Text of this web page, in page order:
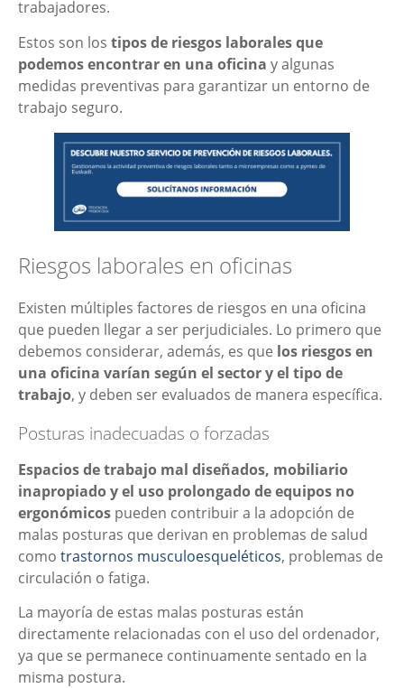
trabajadores.
Estos son los tipos de riesgos laborales que
podemos encontrar en una oficina y algunas
medidas preventivas para garantizar un entorno de
trabajo seguro.
Riesgos laborales en oficinas
Existen múltiples factores de riesgos en una oficina
que pueden llegar a ser perjudiciales. Lo primero que
debemos considerar, además, es que los riesgos en
una oficina varían según el sector y el tipo de
trabajo, y deben ser evaluados de manera específica.
Posturas inadecuadas o forzadas
Espacios de trabajo mal diseñados, mobiliario
inapropiado y el uso prolongado de equipos no
ergonómicos pueden contribuir a la adopción de
malas posturas que derivan en problemas de salud
como trastornos musculoesqueléticos, problemas de
circulación o fatiga.
La mayoría de estas malas posturas están
directamente relacionadas con el uso del ordenador,
ya que se permanece continuamente sentado en la
misma postura.